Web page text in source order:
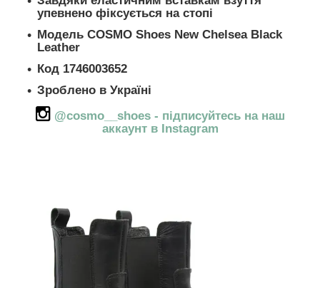
упевнено фіксується на стопі
Модель COSMO Shoes New Chelsea Black
Leather
Код 1746003652
Зроблено в Україні
@cosmo__shoes - підписуйтесь на наш
аккаунт в Instagram